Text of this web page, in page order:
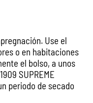
Use el
o en habitaciones
el bolso, a unos
SUPREME
periodo de secado